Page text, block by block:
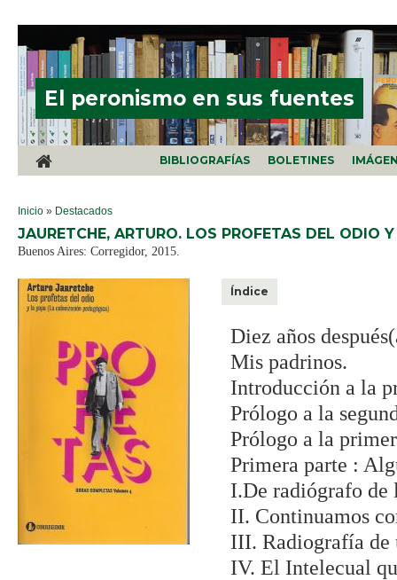
El peronismo en sus fuentes
BIBLIOGRAFÍAS BOLETINES
SE ENCUENTRA USTED AQUÍ
Inicio » Destacados
JAURETCHE, ARTURO. LOS PROFETAS DEL ODIO
Buenos Aires: Corregidor, 2015.
Índice
Diez años
Mis padrinos.
Introducción a la
Prólogo a la
Prólogo a la
Primera parte :
I.De radiógrafo de
II. Continuamos
III. Radiografía de
IV. El Intelecual